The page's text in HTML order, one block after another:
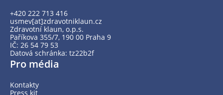
+420 222 713 416
usmev[at]zdravotniklaun.cz
Zdravotní klaun, o.p.s.
Paříkova 355/7, 190 00 Praha 9
IČ: 26 54 79 53
Datová schránka: tz22b2f
Pro média
Kontakty
Press kit